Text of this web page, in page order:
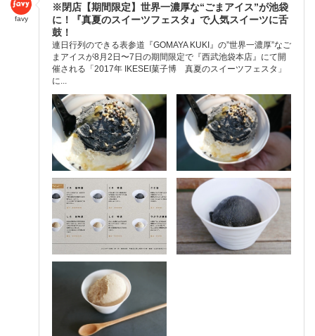
favy
※閉店【期間限定】世界一濃厚な“ごまアイス”が池袋
に！『真夏のスイーツフェスタ』で人気スイーツに舌
鼓！
連日行列のできる表参道『GOMAYA KUKI』の”世界一濃厚”なご
まアイスが8月2日〜7日の期間限定で『西武池袋本店』にて開
催される「2017年 IKESEI菓子博 真夏のスイーツフェスタ」
に...